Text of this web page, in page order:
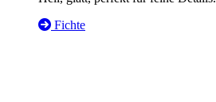
Fichte